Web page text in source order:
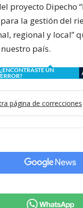
proyecto Dipecho
la gestión del
regional y local”
país.
¿ENCONTRASTE UN
ERROR?
página de correcciones